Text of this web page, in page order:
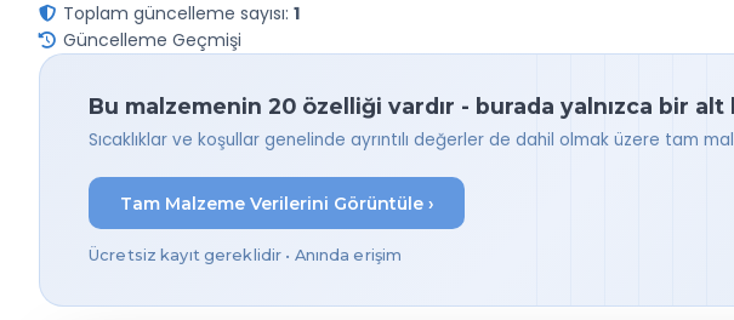
Toplam güncelleme sayısı: 1
Güncelleme Geçmişi
Bu malzemenin 20 özelliği vardır - burada yalnızca bir
Sıcaklıklar ve koşullar genelinde ayrıntılı değerler de dahil olmak üzere tam
Tam Malzeme Verilerini Görüntüle ›
Ücretsiz kayıt gereklidir • Anında erişim